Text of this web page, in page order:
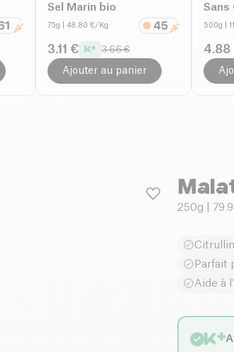
Sel Marin bio
75g | 48.80 €/Kg
3.11 € 3.66 €
Ajouter au panier
Sans
500g |
4.88
250g |
Parfait
Aide à